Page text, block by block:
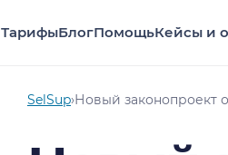
ТарифыБлогПомощьКейсы и
SelSup›Новый законопроект